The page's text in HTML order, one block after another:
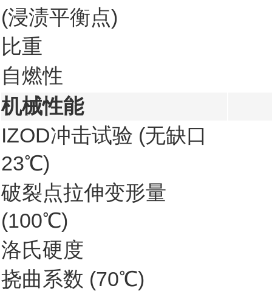
(浸渍平衡点)
比重
自燃性
机械性能
IZOD冲击试验 (无缺口
23℃)
破裂点拉伸变形量
(100℃)
洛氏硬度
挠曲系数 (70℃)